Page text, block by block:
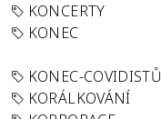
KONCERTY
KONEC
KONEC-COVIDISTŮ
KORÁLKOVÁNÍ